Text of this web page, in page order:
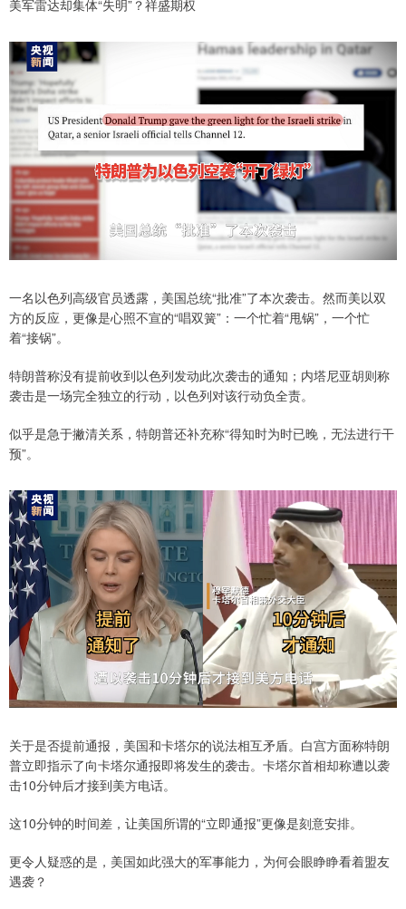
美军雷达却集体“失明”？祥盛期权
一名以色列高级官员透露，美国总统“批准”了本次袭击。然而美以双
方的反应，更像是心照不宣的“唱双簧”：一个忙着“甩锅”，一个忙
着“接锅”。
特朗普称没有提前收到以色列发动此次袭击的通知；内塔尼亚胡则称
袭击是一场完全独立的行动，以色列对该行动负全责。
似乎是急于撇清关系，特朗普还补充称“得知时为时已晚，无法进行干
预”。
关于是否提前通报，美国和卡塔尔的说法相互矛盾。白宫方面称特朗
普立即指示了向卡塔尔通报即将发生的袭击。卡塔尔首相却称遭以袭
击10分钟后才接到美方电话。
这10分钟的时间差，让美国所谓的“立即通报”更像是刻意安排。
更令人疑惑的是，美国如此强大的军事能力，为何会眼睁睁看着盟友
遇袭？